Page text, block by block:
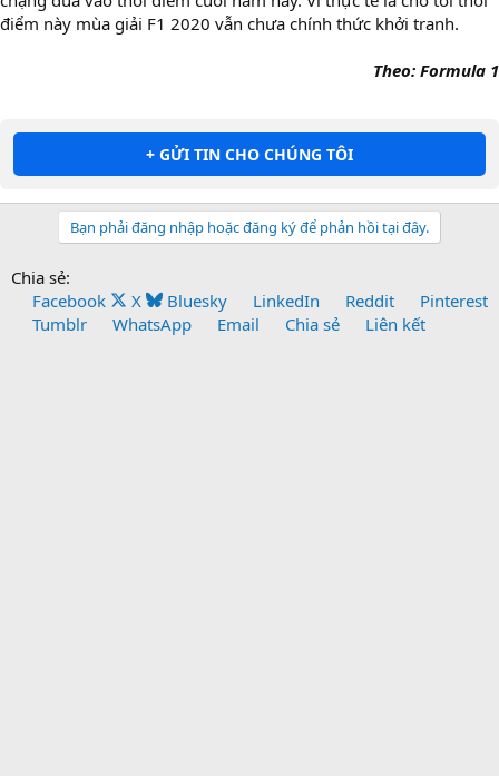
điểm này mùa giải F1 2020 vẫn chưa chính thức khởi tranh.
Theo: Formula 1
+ GỬI TIN CHO CHÚNG TÔI
Bạn phải đăng nhập hoặc đăng ký để phản hồi tại đây.
Chia sẻ:
Facebook
X Bluesky LinkedIn Reddit
Pinterest
Tumblr
WhatsApp Email Chia sẻ Liên kết